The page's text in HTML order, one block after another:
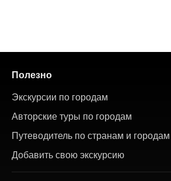
Полезно
Экскурсии по городам
Авторские туры по городам
Путеводитель по странам и городам
Добавить свою экскурсию